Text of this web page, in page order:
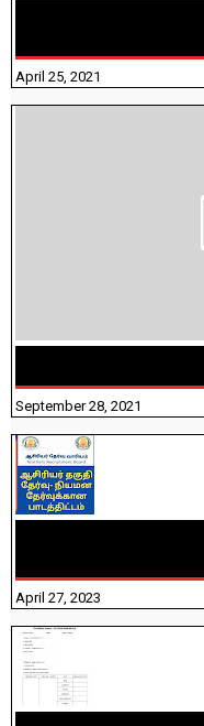
April 25, 2021
September 28, 2021
April 27, 2023